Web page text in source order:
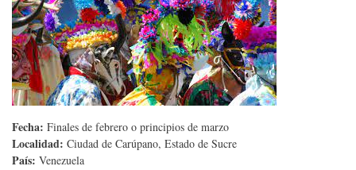
Fecha: Finales de febrero o principios de marzo
Localidad: Ciudad de Carúpano, Estado de Sucre
País: Venezuela